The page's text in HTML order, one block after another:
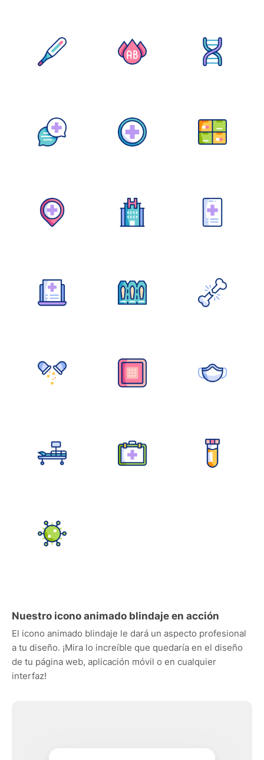
Nuestro icono animado blindaje en acción
El icono animado blindaje le dará un aspecto profesional
a tu diseño. ¡Mira lo increíble que quedaría en el diseño
de tu página web, aplicación móvil o en cualquier
interfaz!